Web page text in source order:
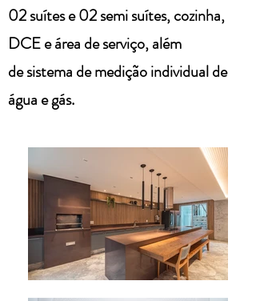
02 suítes e 02 semi suítes, cozinha,
DCE e área de serviço, além
desistema de medição individual de
água e gás.